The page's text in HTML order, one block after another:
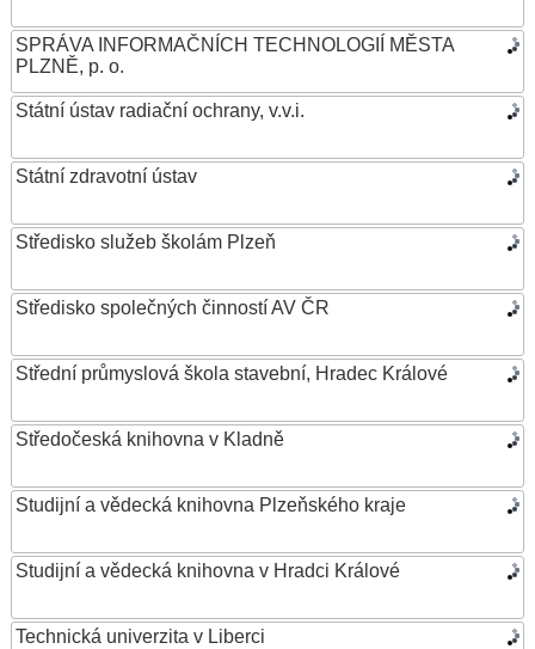
SPRÁVA INFORMAČNÍCH TECHNOLOGIÍ MĚSTA
PLZNĚ, p. o.
Státní ústav radiační ochrany, v.v.i.
Státní zdravotní ústav
Středisko služeb školám Plzeň
Středisko společných činností AV ČR
Střední průmyslová škola stavební, Hradec Králové
Středočeská knihovna v Kladně
Studijní a vědecká knihovna Plzeňského kraje
Studijní a vědecká knihovna v Hradci Králové
Technická univerzita v Liberci